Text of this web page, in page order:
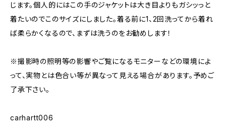
じます。個人的にはこの手のジャケットは大き目よりもガシッっと
着たいのでこのサイズにしました。着る前に1、2回洗ってから着れ
ば柔らかくなるので、まずは洗うのをお勧めします！
※撮影時の照明等の影響やご覧になるモニターなどの環境によ
って、実物とは色合い等が異なって見える場合があります。予めご
了承下さい。
carhartt006